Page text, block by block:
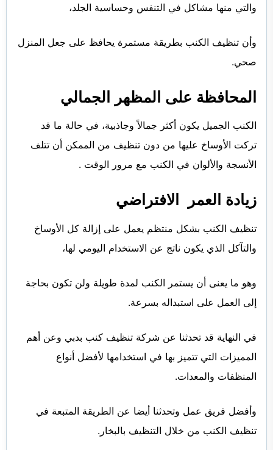
والتي منها مشاكل في التنفس وحساسية الجلد،
وأن تنظيف الكنب بطريقة مستمرة يحافظ على جعل المنزل
صحي.
المحافظة على المظهر الجمالي
الكنب الجميل يكون أكثر جمالاً وجاذبية، في حالة ما قد
تركت الأوساخ عليها من دون تنظيف من الممكن أن تتلف
الأنسجة والألوان في الكنب مع مرور الوقت .
زيادة العمر الافتراضي
تنظيف الكنب بشكل منتظم يعمل على إزالة كل الأوساخ
والتآكل الذي يكون ناتج عن الاستخدام اليومي لها،
وهو ما يعنى أن يستمر الكنب لمدة طويلة ولن تكون بحاجة
إلى العمل على استبداله بسرعة.
في النهاية قد تحدثنا عن شركة تنظيف كنب بدبي وعن أهم
المميزات التي تتميز بها في استخدامها لأفضل أنواع
المنظفات والمعدات.
وأفضل فريق عمل وتحدثنا أيضا عن الطريقة المتبعة في
تنظيف الكنب من خلال التنظيف بالبخار.